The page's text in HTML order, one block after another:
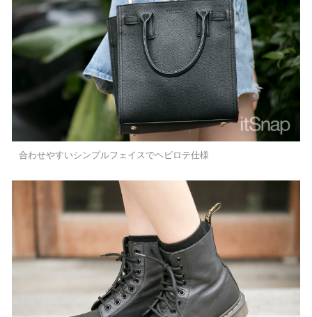
合わせやすいシンプルフェイスでヘビロテ仕様